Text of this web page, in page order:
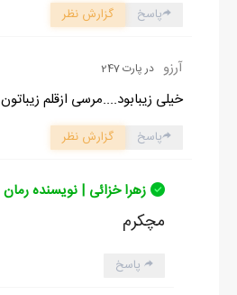
پاسخ گزارش نظر
آرزو در پارت 247
خیلی زیبابود....مرسی ازقلم زیباتون
پاسخ گزارش نظر
زهرا خزائی | نویسنده رمان
مچکرم
پاسخ